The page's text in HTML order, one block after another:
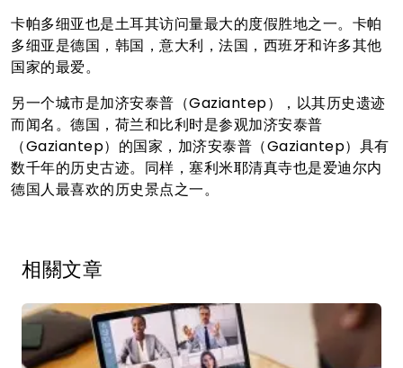
卡帕多细亚也是土耳其访问量最大的度假胜地之一。卡帕
多细亚是德国，韩国，意大利，法国，西班牙和许多其他
国家的最爱。
另一个城市是加济安泰普（Gaziantep），以其历史遗迹
而闻名。德国，荷兰和比利时是参观加济安泰普
（Gaziantep）的国家，加济安泰普（Gaziantep）具有
数千年的历史古迹。同样，塞利米耶清真寺也是爱迪尔内
德国人最喜欢的历史景点之一。
相關文章